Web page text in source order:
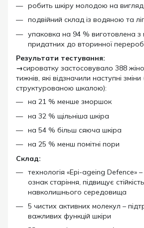
робить шкіру молодою на вигляд
подвійний склад із водяною та
упаковка на 94 % виготовлена з
придатних до вторинної
Результати тестування:
→сироватку застосовувало 388
тижнів, які відзначили наступні
структурованою шкалою):
на 21 % менше зморшок
на 32 % щільніша шкіра
на 54 % більш сяюча шкіра
на 25 % менш помітні пори
Склад:
технологія «Epi-ageing Defence» –
ознак старіння, підвищує
навколишнього середовища
5 чистих активних молекул –
важливих функцій шкіри